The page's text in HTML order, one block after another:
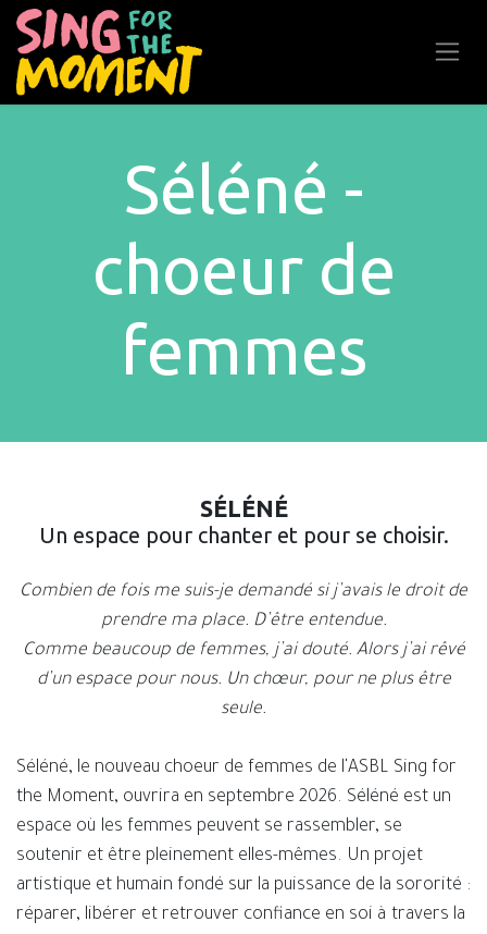
Se rendre au contenu
Séléné -
choeur de
femmes
SÉLÉNÉ
Un espace pour chanter et pour se choisir.
Combien de fois me suis-je demandé si j’avais le droit de
prendre ma place. D’être entendue.
Comme beaucoup de femmes, j’ai douté. Alors j’ai rêvé
d’un espace pour nous. Un chœur, pour ne plus être
seule.
Séléné, le nouveau choeur de femmes de l'ASBL Sing for
the Moment, ouvrira en septembre 2026. Séléné est un
espace où les femmes peuvent se rassembler, se
soutenir et être pleinement elles-mêmes. Un projet
artistique et humain fondé sur la puissance de la sororité :
réparer, libérer et retrouver confiance en soi à travers la